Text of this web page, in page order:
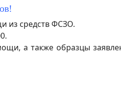
из средств ФСЗО.
а также образцы